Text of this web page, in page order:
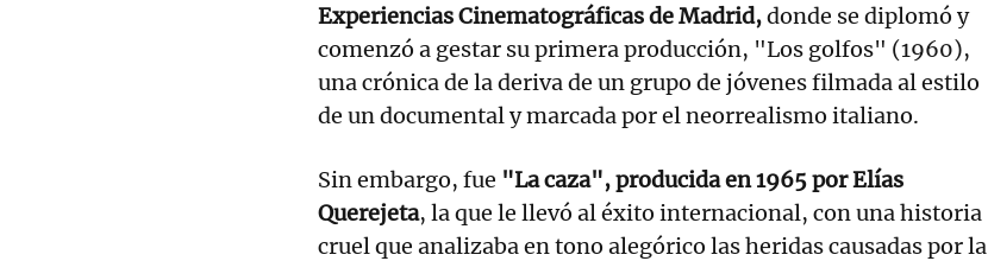
Experiencias Cinematográficas de Madrid,donde se diplomó y
comenzó a gestar su primera producción, "Los golfos" (1960),
una crónica de la deriva de un grupo de jóvenes filmada al estilo
de un documental y marcada por el neorrealismo italiano.
Sin embargo, fue "La caza", producida en 1965 por Elías
Querejeta, la que le llevó al éxito internacional, con una historia
cruel que analizaba en tono alegórico las heridas causadas por la